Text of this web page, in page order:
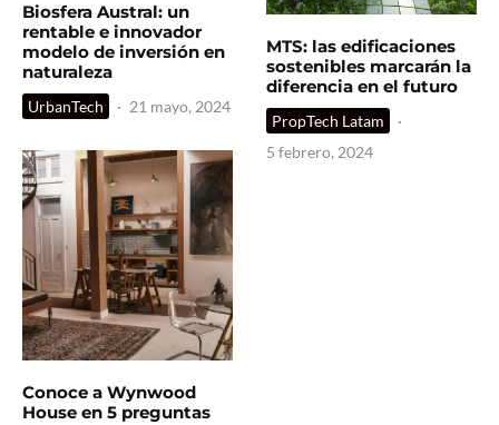
Biosfera Austral: un
rentable e innovador
modelo de inversión en
naturaleza
UrbanTech · 21 mayo, 2024
Conoce a Wynwood
House en 5 preguntas
MTS: las edificaciones
sostenibles marcarán la
diferencia en el futuro
PropTech Latam
·
5 febrero, 2024